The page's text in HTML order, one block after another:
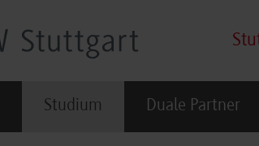
Studium Duale Partner